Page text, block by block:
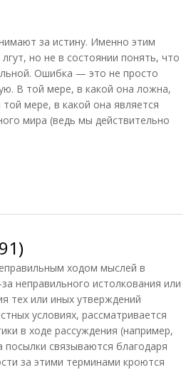
за истину. Именно этим
но не в состоянии понять, что
Ошибка — это не просто
В той мере, в какой она ложна,
мере, в какой она является
мира (ведь мы действительно
ходом мыслей в
неправильного истолкования или
тех или иных утверждений
условиях, рассматривается
в ходе рассуждения (например,
посылки связываются благодаря
за этими терминами кроются